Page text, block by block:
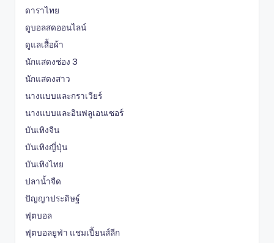
ดาราไทย
ดูบอลสดออนไลน์
ดูแลเสื้อผ้า
นักแสดงช่อง 3
นักแสดงสาว
นางแบบและกราเวียร์
นางแบบและอินฟลูเอนเซอร์
บันเทิงจีน
บันเทิงญี่ปุ่น
บันเทิงไทย
ปลาน้ำจืด
ปัญญาประดิษฐ์
ฟุตบอล
ฟุตบอลยูฟ่า แชมเปี้ยนส์ลีก